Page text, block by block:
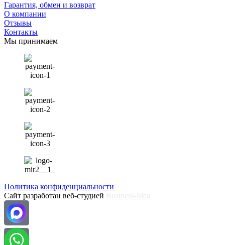
Гарантия, обмен и возврат
О компании
Отзывы
Контакты
Мы принимаем
Политика конфиденциальности
Сайт разработан веб-студией